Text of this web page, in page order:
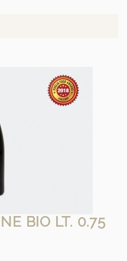
BIO LT. 0.75